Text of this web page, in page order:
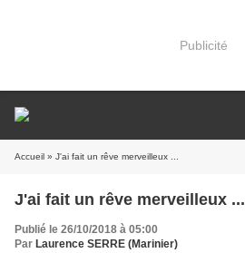
Publicité
Accueil » J'ai fait un rêve merveilleux ...
J'ai fait un rêve merveilleux ...
Publié le 26/10/2018 à 05:00
Par Laurence SERRE (Marinier)